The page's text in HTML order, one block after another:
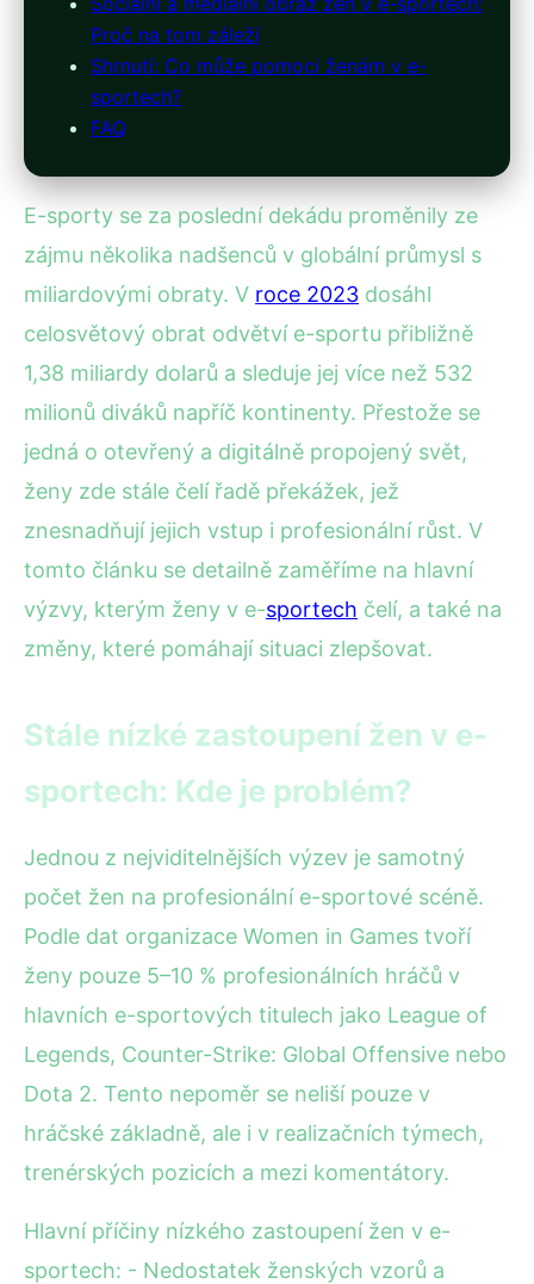
Proč na tom záleží
Shrnutí: Co může pomoci ženám v e-
sportech?
FAQ
E-sporty se za poslední dekádu proměnily ze
zájmu několika nadšenců v globální průmysl s
miliardovými obraty. V roce 2023 dosáhl
celosvětový obrat odvětví e-sportu přibližně
1,38 miliardy dolarů a sleduje jej více než 532
milionů diváků napříč kontinenty. Přestože se
jedná o otevřený a digitálně propojený svět,
ženy zde stále čelí řadě překážek, jež
znesnadňují jejich vstup i profesionální růst. V
tomto článku se detailně zaměříme na hlavní
výzvy, kterým ženy v e-sportech čelí, a také na
změny, které pomáhají situaci zlepšovat.
Stále nízké zastoupení žen v e-
sportech: Kde je problém?
Jednou z nejviditelnějších výzev je samotný
počet žen na profesionální e-sportové scéně.
Podle dat organizace Women in Games tvoří
ženy pouze 5–10 % profesionálních hráčů v
hlavních e-sportových titulech jako League of
Legends, Counter-Strike: Global Offensive nebo
Dota 2. Tento nepoměr se neliší pouze v
hráčské základně, ale i v realizačních týmech,
trenérských pozicích a mezi komentátory.
Hlavní příčiny nízkého zastoupení žen v e-
sportech: - Nedostatek ženských vzorů a